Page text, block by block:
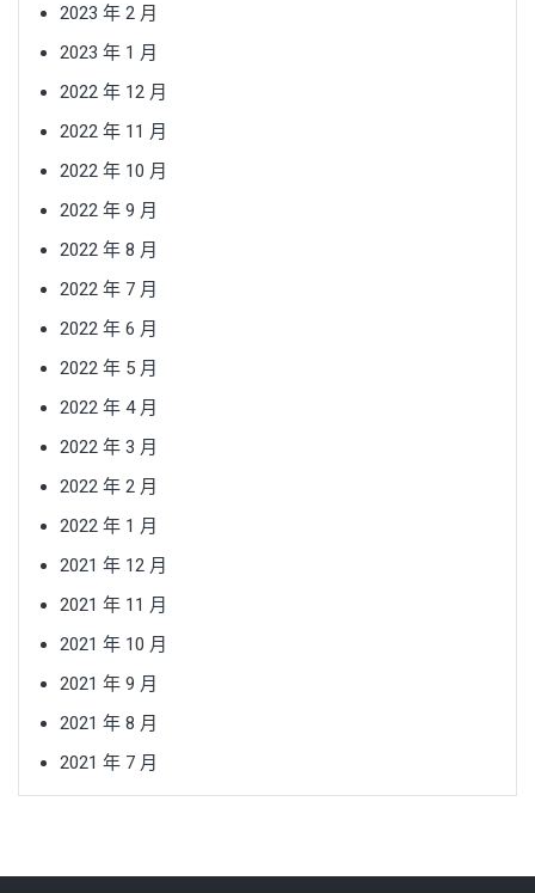
2023 年 2 月
2023 年 1 月
2022 年 12 月
2022 年 11 月
2022 年 10 月
2022 年 9 月
2022 年 8 月
2022 年 7 月
2022 年 6 月
2022 年 5 月
2022 年 4 月
2022 年 3 月
2022 年 2 月
2022 年 1 月
2021 年 12 月
2021 年 11 月
2021 年 10 月
2021 年 9 月
2021 年 8 月
2021 年 7 月